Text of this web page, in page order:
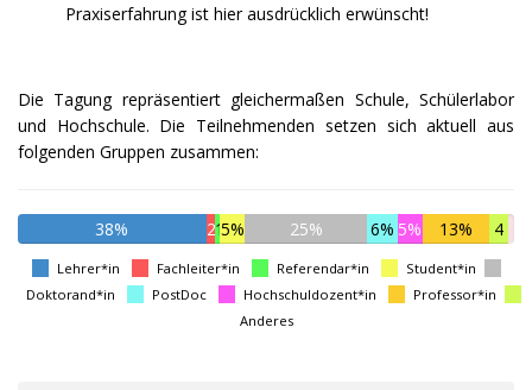
Praxiserfahrung ist hier ausdrücklich erwünscht!
Die Tagung repräsentiert gleichermaßen Schule, Schülerlabor
und Hochschule. Die Teilnehmenden setzen sich aktuell aus
folgenden Gruppen zusammen:
38% 215% 25% 6% 5% 13% 4
Lehrer*in Fachleiter*in Referendar*in
Student*in
Doktorand*in
PostDoc Hochschuldozent*in
Professor*in
Anderes